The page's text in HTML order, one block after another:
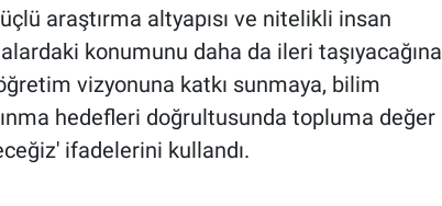
araştırma altyapısı ve nitelikli insan
konumunu daha da ileri taşıyacağına
vizyonuna katkı sunmaya, bilim
hedefleri doğrultusunda topluma değer
ifadelerini kullandı.